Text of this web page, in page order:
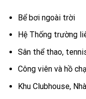
Bể bơi ngoài trời
Hệ Thống trường
Sân thể thao,
Công viên và hồ
Khu Clubhouse,